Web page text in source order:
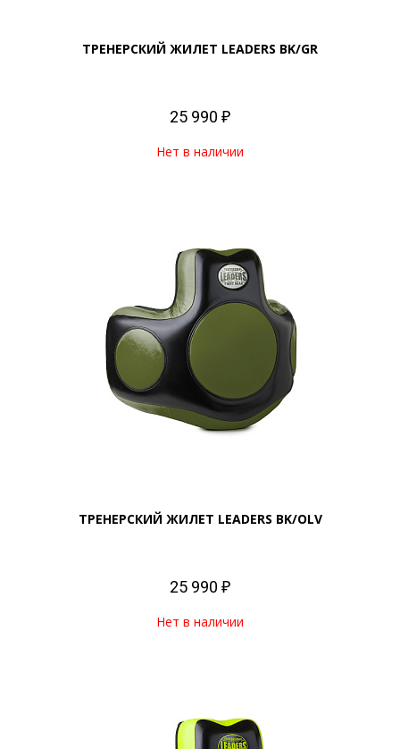
ТРЕНЕРСКИЙ ЖИЛЕТ LEADERS BK/GR
25 990 ₽
Нет в наличии
ТРЕНЕРСКИЙ ЖИЛЕТ LEADERS BK/OLV
25 990 ₽
Нет в наличии